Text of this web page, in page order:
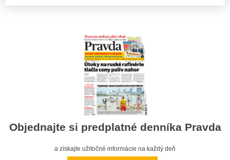
Objednajte si predplatné denníka Pravda
a získajte užitočné informácie na každý deň